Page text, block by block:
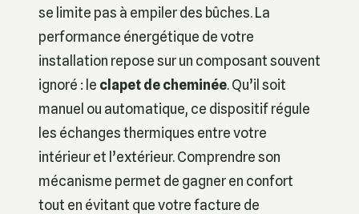
se limite pas à empiler des bûches. La
performance énergétique de votre
installation repose sur un composant souvent
ignoré : le clapet de cheminée. Qu’il soit
manuel ou automatique, ce dispositif régule
les échanges thermiques entre votre
intérieur et l’extérieur. Comprendre son
mécanisme permet de gagner en confort
tout en évitant que votre facture de